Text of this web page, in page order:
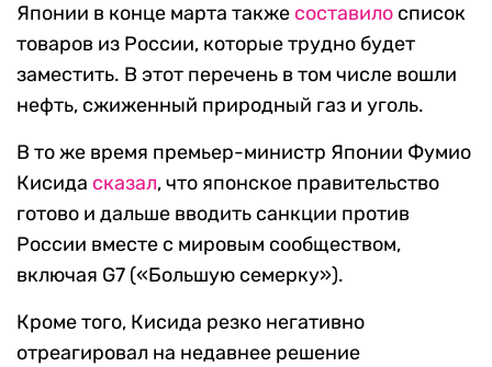
Японии в конце марта также составило список
товаров из России, которые трудно будет
заместить. В этот перечень в том числе вошли
нефть, сжиженный природный газ и уголь.
В то же время премьер-министр Японии Фумио
Кисида сказал, что японское правительство
готово и дальше вводить санкции против
России вместе с мировым сообществом,
включая G7 («Большую семерку»).
Кроме того, Кисида резко негативно
отреагировал на недавнее решение